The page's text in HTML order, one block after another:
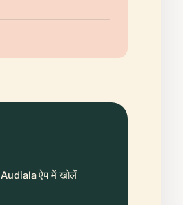
Audiala ऐप में खोलें